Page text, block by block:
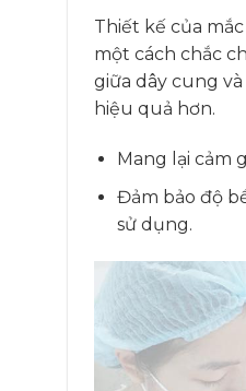
Thiết kế của
một cách chắc
giữa dây cung
hiệu quả hơn.
Mang lại cảm
Đảm bảo độ
sử dụng.